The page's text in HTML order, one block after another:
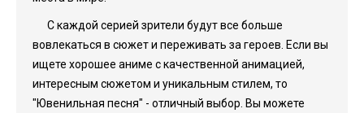
С каждой серией зрители будут все больше
вовлекаться в сюжет и переживать за героев. Если вы
ищете хорошее аниме с качественной анимацией,
интересным сюжетом и уникальным стилем, то
"Ювенильная песня" - отличный выбор. Вы можете